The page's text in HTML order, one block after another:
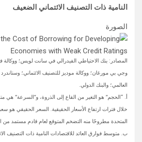
النامية ذات التصنيف الائتماني الضعيف
الصورة
المصادر: بنك الاحتياطي الفيدرالي في سانت لويس؛ ووكالة
وجي بي مورغان؛ ووكالة موديز للتصنيف الائتماني؛ وستاندرد
العالمي؛ والبنك الدولي.
أ. “الحجم” هو التغير من القاع إلى الذروة، و”السرعة” هي
خلال فترات ارتفاع الأسعار الحقيقية. السعر الحقيقي هو
المتحدة مطروحًا منه التضخم المتوقع لعام قادم مستمد
ب. متوسط فوارق العائد للاقتصادات النامية ذات التصنيف